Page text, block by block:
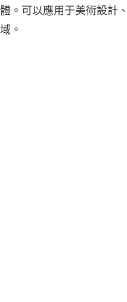
體。可以應用于美術設計
域。